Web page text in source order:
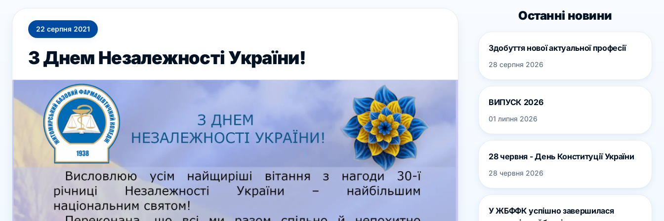
22 серпня 2021
З Днем Незалежності України!
Останні новини
Здобуття нової актуальної професії
28 серпня 2026
ВИПУСК 2026
01 липня 2026
28 червня - День Конституції України
28 червня 2026
У ЖБФФК успішно завершилася